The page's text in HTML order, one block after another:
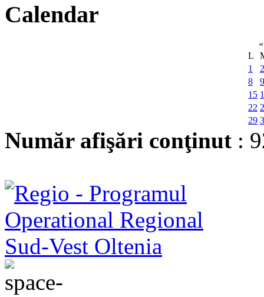
Calendar
«
L
1
2
8
9
15
22
29
Număr afişări conţinut :